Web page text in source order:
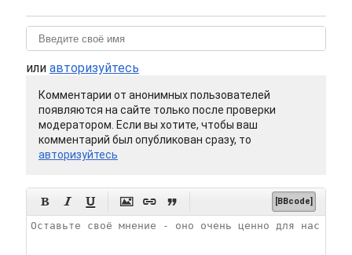
или авторизуйтесь
Комментарии от анонимных пользователей
появляются на сайте только после проверки
модератором. Если вы хотите, чтобы ваш
комментарий был опубликован сразу, то
авторизуйтесь
      [BBcode]